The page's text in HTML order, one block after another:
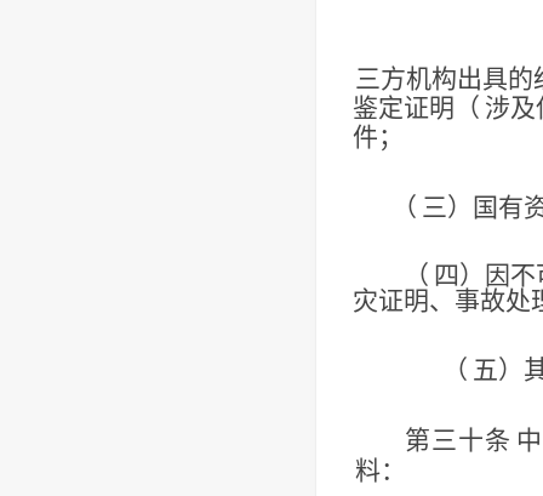
三方机构出具
鉴定证明（ 涉及
件；
（ 三）国有
（ 四）因
灾证明、事故处
（ 五）
第三十条
料：